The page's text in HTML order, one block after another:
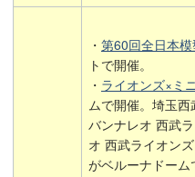
・ 第60回全日本
トで開催。
・ ライオンズ×ミ
ムで開催。埼玉
バンナレオ 西武
オ 西武ライオン
がベルーナドーム